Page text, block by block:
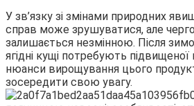
У зв’язку зі змінами природних
справ може зрушуватися, але
залишається незмінною. Після
ягідні кущі потребують підвищеної
нюанси вирощування цього
зосередити свою увагу.